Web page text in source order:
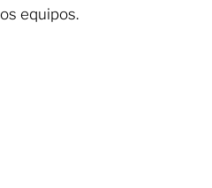
equipos.